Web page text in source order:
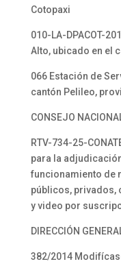
Cotopaxi
010-LA-DPACOT-
Alto, ubicado en el
066 Estación de
cantón Pelileo,
CONSEJO
RTV-734-25-
para la
funcionamiento de
públicos, privados,
y video por
DIRECCIÓN
382/2014